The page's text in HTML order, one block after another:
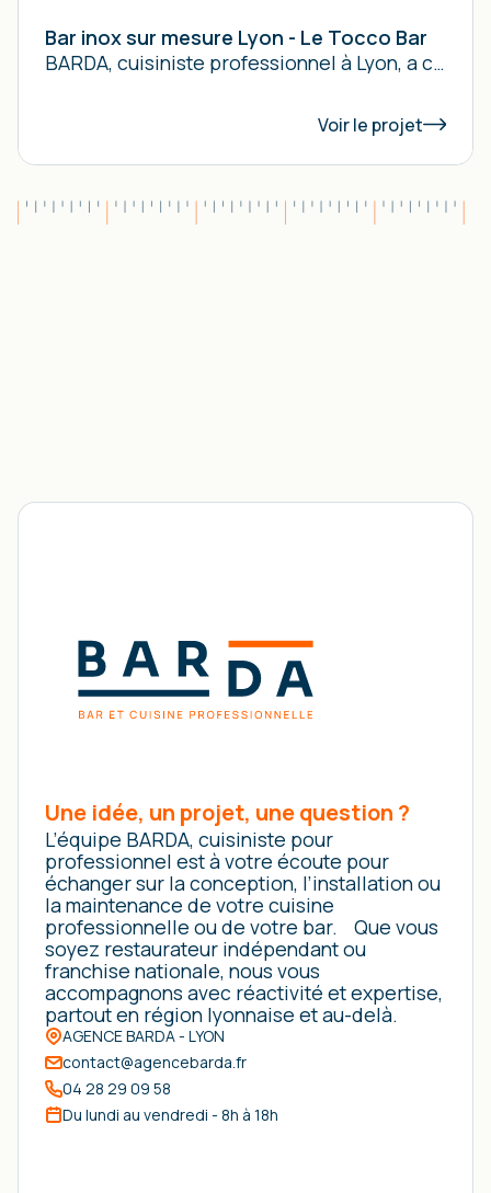
Bar inox sur mesure Lyon - Le Tocco Bar
BARDA, cuisiniste professionnel à Lyon, a conçu et installé le bar inox sur mesure et la cuisine du Tocco Bar à Lyon 2ᵉ.
Voir le projet
Une idée, un projet, une question ?
L’équipe BARDA, cuisiniste pour
professionnel est à votre écoute pour
échanger sur la conception, l’installation ou
la maintenance de votre cuisine
professionnelle ou de votre bar. Que vous
soyez restaurateur indépendant ou
franchise nationale, nous vous
accompagnons avec réactivité et expertise,
partout en région lyonnaise et au-delà.
AGENCE BARDA - LYON
contact@agencebarda.fr
04 28 29 09 58
Du lundi au vendredi - 8h à 18h